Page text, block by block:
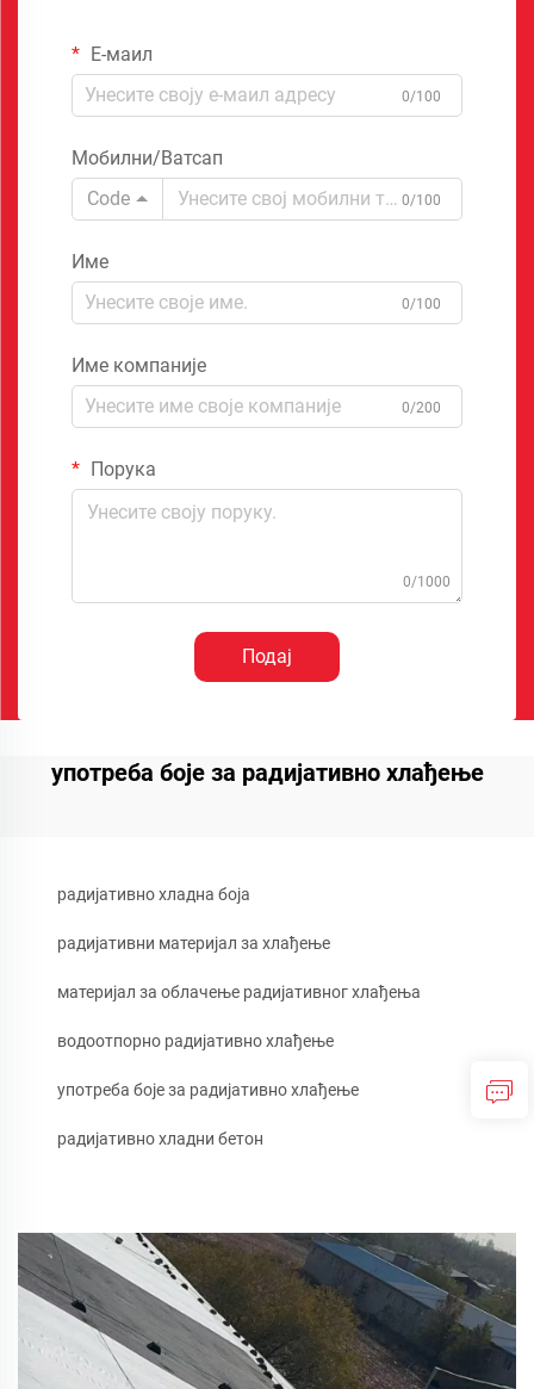
Е-маил
0/100
Мобилни/Ватсап
Code
0/100
Име
0/100
Име компаније
0/200
Порука
0/1000
Подај
употреба боје за радијативно хлађење
радијативно хладна боја
радијативни материјал за хлађење
материјал за облачење радијативног хлађења
водоотпорно радијативно хлађење
употреба боје за радијативно хлађење
радијативно хладни бетон